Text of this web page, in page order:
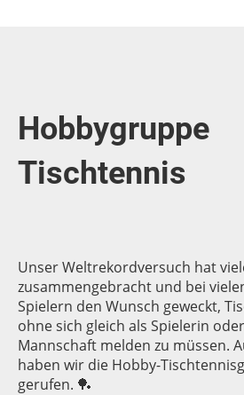
Hobbygruppe
Tischtennis
Unser Weltrekordversuch hat
zusammengebracht und bei
Spielern den Wunsch geweckt,
ohne sich gleich als Spielerin
Mannschaft melden zu müssen.
haben wir die Hobby-
gerufen. 🏓